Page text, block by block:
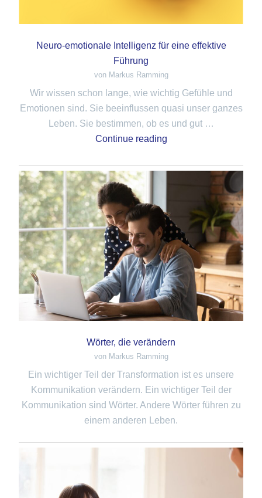
Neuro-emotionale Intelligenz für eine effektive
Führung
von Markus Ramming
Wir wissen schon lange, wie wichtig Gefühle und
Emotionen sind. Sie beeinflussen quasi unser ganzes
Leben. Sie bestimmen, ob es und gut …
Continue reading
Wörter, die verändern
von Markus Ramming
Ein wichtiger Teil der Transformation ist es unsere
Kommunikation verändern. Ein wichtiger Teil der
Kommunikation sind Wörter. Andere Wörter führen zu
einem anderen Leben.